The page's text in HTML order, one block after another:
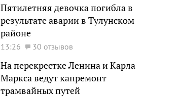
Пятилетняя девочка погибла в
результате аварии в Тулунском
районе
13:26 30 отзывов
На перекрестке Ленина и Карла
Маркса ведут капремонт
трамвайных путей